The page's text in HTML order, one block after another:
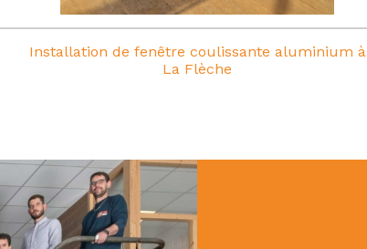
Installation de fenêtre coulissante aluminium à
La Flèche